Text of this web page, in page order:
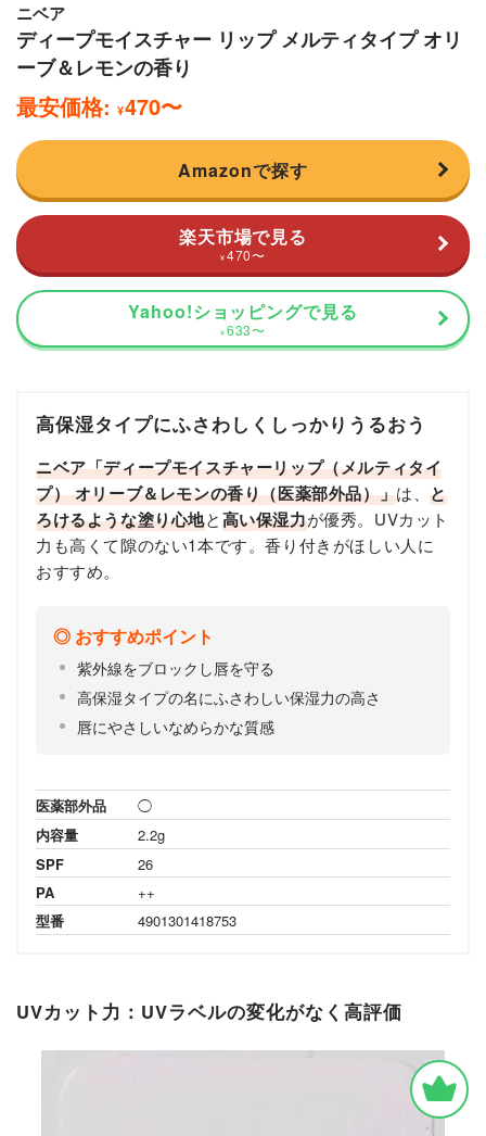
ニベア
ディープモイスチャー リップ メルティタイプ オリ
ーブ＆レモンの香り
最安価格: ¥470〜
Amazonで探す
楽天市場で見る
¥ 470〜
Yahoo!ショッピングで見る
¥ 633〜
高保湿タイプにふさわしくしっかりうるおう
ニベア「ディープモイスチャーリップ（メルティタイ
プ） オリーブ＆レモンの香り（医薬部外品）」は、と
ろけるような塗り心地と高い保湿力が優秀。UVカット
力も高くて隙のない1本です。香り付きがほしい人に
おすすめ。
おすすめポイント
紫外線をブロックし唇を守る
高保湿タイプの名にふさわしい保湿力の高さ
唇にやさしいなめらかな質感
医薬部外品
◯
内容量
2.2g
SPF
26
PA
++
型番
4901301418753
UVカット力：UVラベルの変化がなく高評価